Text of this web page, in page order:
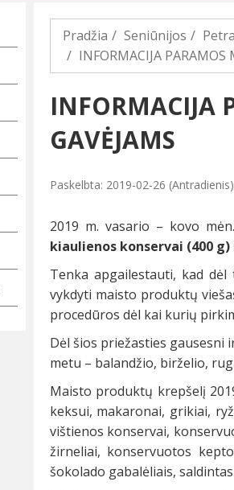
Pradžia Seniūnijos
INFORMACIJA PARAMOS
INFORMACIJA
GAVĖJAMS
Paskelbta: 2019-02-26 (Antradienis)
2019 m. vasario – kovo
kiaulienos konservai (400
Tenka apgailestauti, kad
vykdyti maisto produktų
procedūros dėl kai kurių
Dėl šios priežasties gausesni
metu – balandžio, birželio,
Maisto produktų krepšelį
keksui, makaronai, grikiai,
vištienos konservai,
žirneliai, konservuotos
šokolado gabalėliais,